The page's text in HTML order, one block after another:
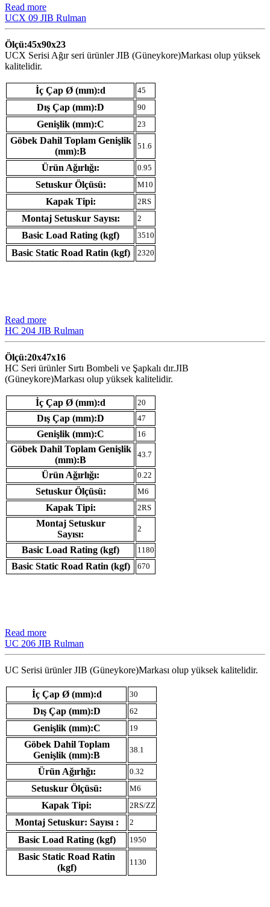
Read more
UCX 09 JIB Rulman
Ölçü:45x90x23
UCX Serisi Ağır seri ürünler JIB (Güneykore)Markası olup yüksek
kalitelidir.
İç Çap Ø (mm):d 45
Dış Çap (mm):D 90
Genişlik (mm):C 23
Göbek Dahil Toplam Genişlik
(mm):B
51.6
Ürün Ağırlığı: 0.95
Setuskur Ölçüsü: M10
Kapak Tipi: 2RS
Montaj Setuskur Sayısı: 2
Basic Load Rating (kgf) 3510
Basic Static Road Ratin (kgf) 2320
Read more
HC 204 JIB Rulman
Ölçü:20x47x16
HC Seri ürünler Sırtı Bombeli ve Şapkalı dır.JIB
(Güneykore)Markası olup yüksek kalitelidir.
İç Çap Ø (mm):d 20
Dış Çap (mm):D 47
Genişlik (mm):C 16
Göbek Dahil Toplam Genişlik
(mm):B
43.7
Ürün Ağırlığı: 0.22
Setuskur Ölçüsü: M6
Kapak Tipi: 2RS
Montaj Setuskur
Sayısı:
2
Basic Load Rating (kgf) 1180
Basic Static Road Ratin (kgf) 670
Read more
UC 206 JIB Rulman
UC Serisi ürünler JIB (Güneykore)Markası olup yüksek kalitelidir.
İç Çap Ø (mm):d 30
Dış Çap (mm):D 62
Genişlik (mm):C 19
Göbek Dahil Toplam
Genişlik (mm):B
38.1
Ürün Ağırlığı: 0.32
Setuskur Ölçüsü: M6
Kapak Tipi: 2RS/ZZ
Montaj Setuskur: Sayısı : 2
Basic Load Rating (kgf) 1950
Basic Static Road Ratin
(kgf)
1130